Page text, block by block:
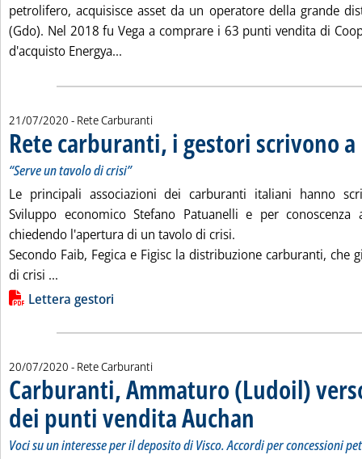
petrolifero, acquisisce asset da un operatore della grande
(Gdo). Nel 2018 fu Vega a comprare i 63 punti vendita di
d'acquisto Energya...
21/07/2020 - Rete Carburanti
Rete carburanti, i gestori scrivono
“Serve un tavolo di crisi”
Le principali associazioni dei carburanti italiani hanno
Sviluppo economico Stefano Patuanelli e per conoscenza
chiedendo l'apertura di un tavolo di crisi.
Secondo Faib, Fegica e Figisc la distribuzione carburanti, che
di crisi ...
Lista allegati PDF alla notizia
Lettera gestori
20/07/2020 - Rete Carburanti
Carburanti, Ammaturo (Ludoil)
dei punti vendita Auchan
Voci su un interesse per il deposito di Visco. Accordi per concessioni